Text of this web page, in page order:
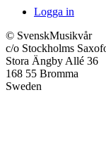
Logga in
© SvenskMusikvår
c/o Stockholms
Stora Ängby Allé 36
168 55 Bromma
Sweden